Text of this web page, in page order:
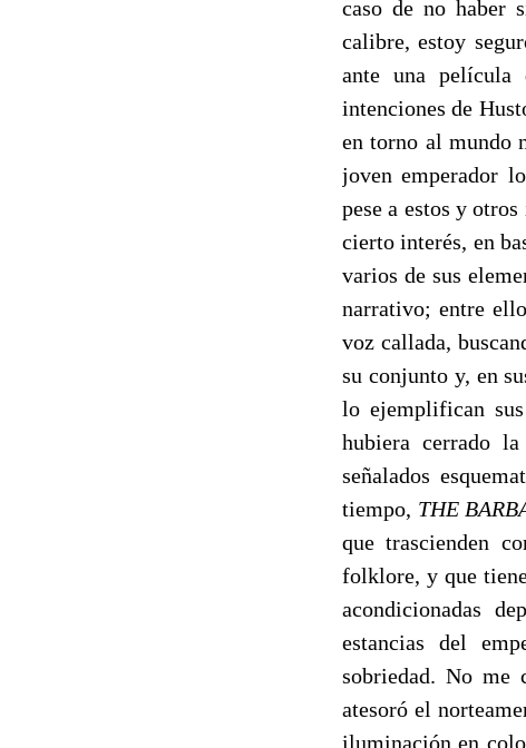
caso de no haber
calibre, estoy
ante una película
intenciones de
en torno al mundo
joven emperador
pese a estos y
cierto interés, en
varios de sus
narrativo; entre
voz callada,
su conjunto y, en
lo ejemplifican
hubiera cerrado
señalados
tiempo, THE
que trascienden
folklore, y que
acondicionadas
estancias del
sobriedad. No me
atesoró el
iluminación en